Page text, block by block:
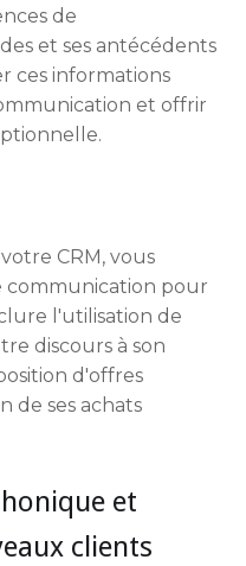
de
et ses antécédents
ces informations
et offrir
CRM, vous
communication pour
l'utilisation de
discours à son
d'offres
de ses achats
et
clients